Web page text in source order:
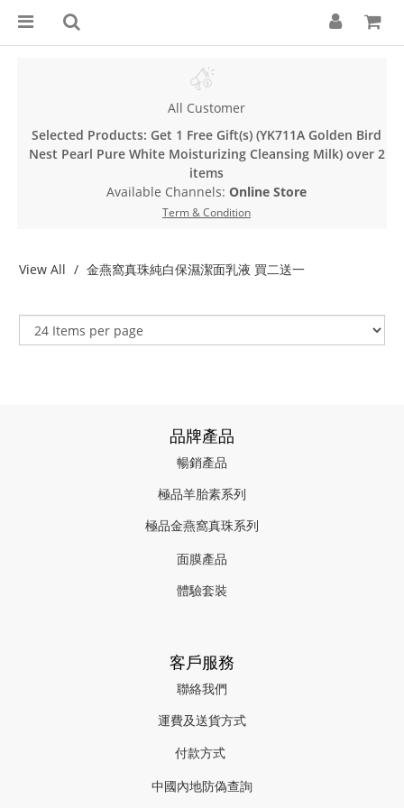
All Customer
Selected Products: Get 1 Free Gift(s) (YK711A Golden Bird
Nest Pearl Pure White Moisturizing Cleansing Milk) over 2
items
Available Channels: Online Store
Term & Condition
View All 金燕窩真珠純白保濕潔面乳液 買二送一
品牌產品
暢銷產品
極品羊胎素系列
極品金燕窩真珠系列
面膜產品
體驗套裝
客戶服務
聯絡我們
運費及送貨方式
付款方式
中國內地防偽查詢